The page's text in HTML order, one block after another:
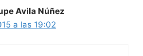
Avila Núñez
a las 19:02